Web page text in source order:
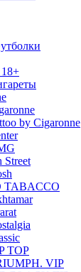
by Cigaronne
Street
TABACCO
TOP
VIP